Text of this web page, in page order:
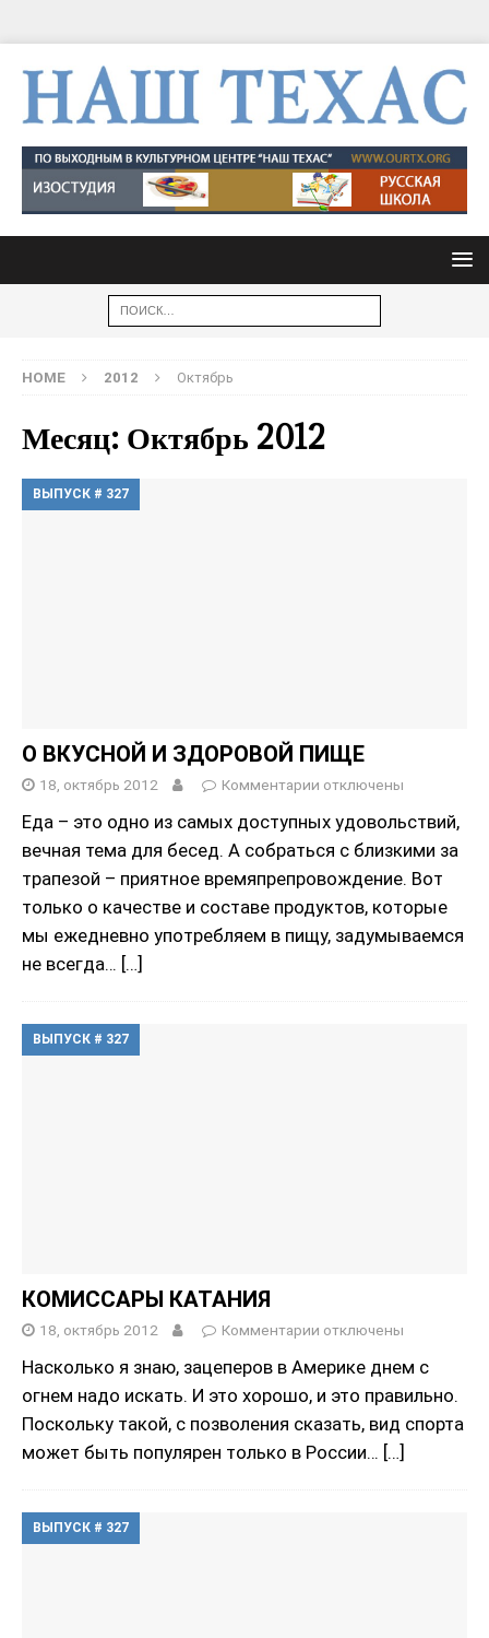
HOME 2012 Октябрь
Месяц: Октябрь 2012
ВЫПУСК # 327
О ВКУСНОЙ И ЗДОРОВОЙ ПИЩЕ
18, октябрь 2012 Комментарии отключены
Еда – это одно из самых доступных удовольствий,
вечная тема для бесед. А собраться с близкими за
трапезой – приятное времяпрепровождение. Вот
только о качестве и составе продуктов, которые
мы ежедневно употребляем в пищу, задумываемся
не всегда… […]
ВЫПУСК # 327
КОМИССАРЫ КАТАНИЯ
18, октябрь 2012 Комментарии отключены
Насколько я знаю, зацеперов в Америке днем с
огнем надо искать. И это хорошо, и это правильно.
Поскольку такой, с позволения сказать, вид спорта
может быть популярен только в России… […]
ВЫПУСК # 327